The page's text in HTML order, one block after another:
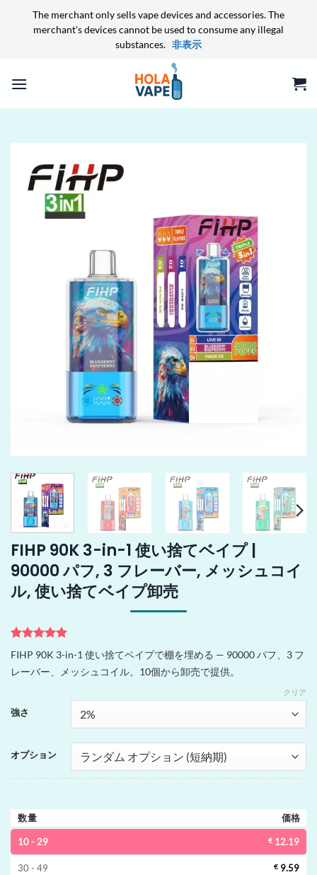
The merchant only sells vape devices and accessories. The
merchant's devices cannot be used to consume any illegal
substances. 非表示
FIHP 90K 3-in-1 使い捨てベイプ |
90000 パフ, 3 フレーバー, メッシュコイ
ル, 使い捨てベイプ卸売
1
件の利用者
評価に基づ
く5段階評
FIHP 90K 3-in-1 使い捨てベイプで棚を埋める — 90000 パフ、3 フ
レーバー、メッシュコイル。10個から卸売で提供。
強さ
オプション
クリア
数量 価格
10 - 29 € 12.19
30 - 49 € 9.59